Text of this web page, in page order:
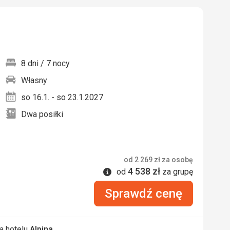
8 dni / 7 nocy
Własny
so 16.1. - so 23.1.2027
Dwa posiłki
od 2 269 zł za osobę
Informacje
od 4 538 zł za grupę
Sprawdź cenę